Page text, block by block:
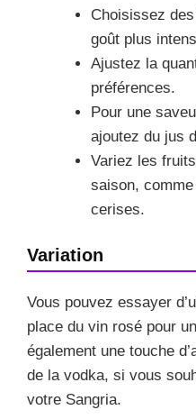
Choisissez
goût plus
Ajustez la
préférences.
Pour une
ajoutez du jus
Variez les
saison,
cerises.
Variation
Vous pouvez essayer
place du vin rosé pour
également une touche
de la vodka, si vous
votre Sangria.